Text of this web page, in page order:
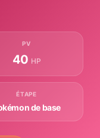
PV
40 HP
ÉTAPE
de base